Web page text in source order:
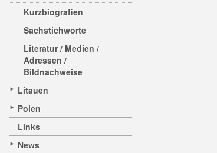
Kurzbiografien
Sachstichworte
Literatur / Medien /
Adressen /
Bildnachweise
Litauen
Polen
Links
News